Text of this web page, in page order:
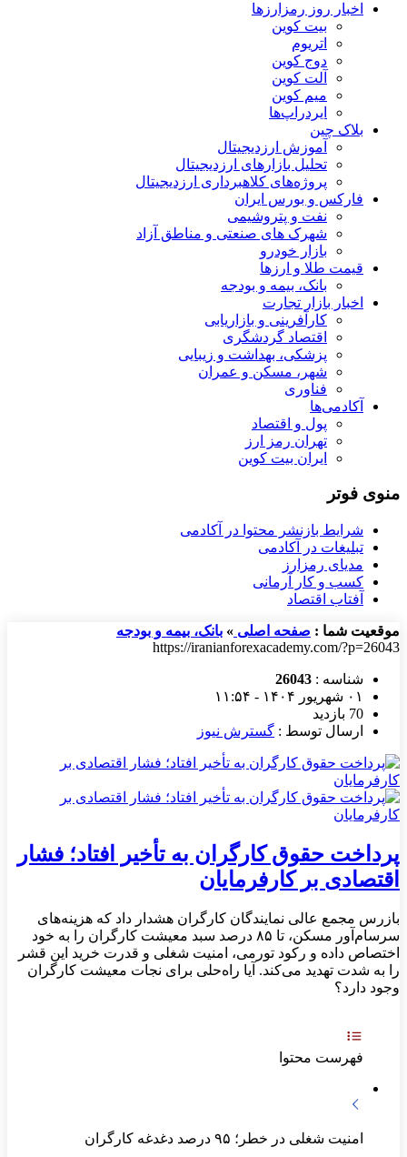
اخبار روز رمزارزها
بیت کوین
اتریوم
دوج کوین
آلت کوین
میم کوین‌
ایردراپ‌ها
بلاک چین
آموزش ارزدیجیتال
تحلیل بازارهای ارزدیجیتال
پروژه‌های کلاهبرداری ارزدیجیتال
فارکس و بورس ایران
نفت و پتروشیمی
شهرک های صنعتی و مناطق آزاد
بازار خودرو
قیمت طلا و ارزها
بانک، بیمه و بودجه
اخبار بازار تجارت
کارآفرینی و بازاریابی
اقتصاد گردشگری
پزشکی، بهداشت و زیبایی
شهر، مسکن و عمران
فناوری
آکادمی‌ها
پول و اقتصاد
تهران رمز ارز
ایران بیت کوین
منوی فوتر
شرایط بازنشر محتوا در آکادمی
تبلیغات در آکادمی
مدیای رمزارز
کسب و کار آرمانی
آفتاب اقتصاد
موقعیت شما : صفحه اصلی » بانک، بیمه و بودجه
https://iranianforexacademy.com/?p=26043
شناسه : 26043
۰۱ شهریور ۱۴۰۴ - ۱۱:۵۴
70 بازدید
ارسال توسط : گسترش نیوز
پرداخت حقوق کارگران به تأخیر افتاد؛ فشار
اقتصادی بر کارفرمایان
بازرس مجمع عالی نمایندگان کارگران هشدار داد که هزینه‌های
سرسام‌آور مسکن، تا ۸۵ درصد سبد معیشت کارگران را به خود
اختصاص داده و رکود تورمی، امنیت شغلی و قدرت خرید این قشر
را به شدت تهدید می‌کند. آیا راه‌حلی برای نجات معیشت کارگران
وجود دارد؟
فهرست محتوا
امنیت شغلی در خطر؛ ۹۵ درصد دغدغه کارگران